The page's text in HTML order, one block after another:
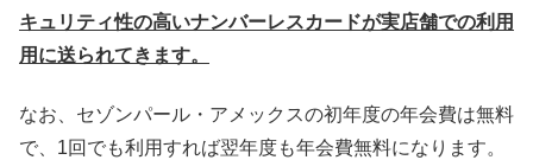
キュリティ性の高いナンバーレスカードが実店舗での利用
用に送られてきます。
なお、セゾンパール・アメックスの初年度の年会費は無料
で、1回でも利用すれば翌年度も年会費無料になります。